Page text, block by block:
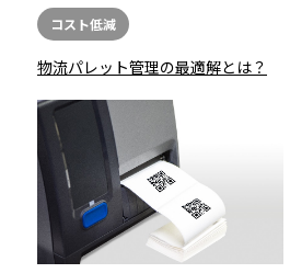
コスト低減
物流パレット管理の最適解とは？